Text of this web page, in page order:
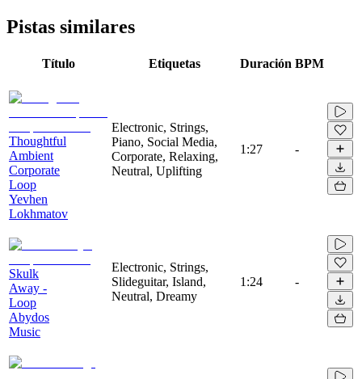
Pistas similares
Título Etiquetas Duración BPM
Thoughtful
Ambient
Corporate
Loop
Yevhen
Lokhmatov
Electronic, Strings,
Piano, Social Media,
Corporate, Relaxing,
Neutral, Uplifting
1:27 -
Skulk
Away -
Loop
Abydos
Music
Electronic, Strings,
Slideguitar, Island,
Neutral, Dreamy
1:24 -